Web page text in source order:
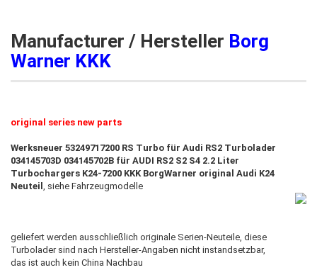
Manufacturer / Hersteller Borg
Warner KKK
original series new parts
Werksneuer 53249717200 RS Turbo für Audi RS2 Turbolader
034145703D 034145702B für AUDI RS2 S2 S4 2.2 Liter
Turbochargers K24-7200 KKK BorgWarner original Audi K24
Neuteil , siehe Fahrzeugmodelle
geliefert werden ausschließlich originale Serien-Neuteile, diese
Turbolader sind nach Hersteller-Angaben nicht instandsetzbar,
das ist auch kein China Nachbau